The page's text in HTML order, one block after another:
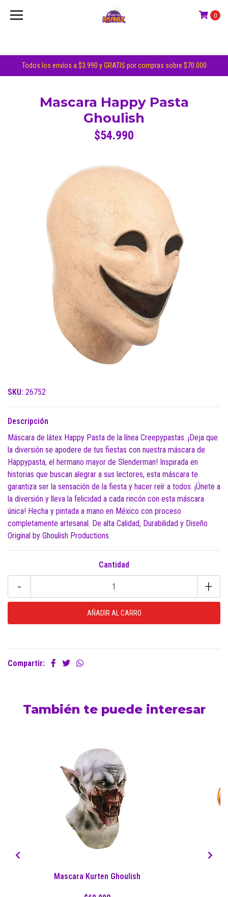
Todos los envíos a $3.990 y GRATIS por compras sobre $70.000
0
Mascara Happy Pasta
Ghoulish
$54.990
SKU: 26752
Descripción
Máscara de látex Happy Pasta de la línea Creepypastas. ¡Deja que
la diversión se apodere de tus fiestas con nuestra máscara de
Happypasta, el hermano mayor de Slenderman! Inspirada en
historias que buscan alegrar a sus lectores, esta máscara te
garantiza ser la sensación de la fiesta y hacer reír a todos. ¡Únete a
la diversión y lleva la felicidad a cada rincón con esta máscara
única! Hecha y pintada a mano en México con proceso
completamente artesanal. De alta Calidad, Durabilidad y Diseño
Original by Ghoulish Productions.
Cantidad
- +
Compartir:
También te puede interesar
Mascara Kurten Ghoulish